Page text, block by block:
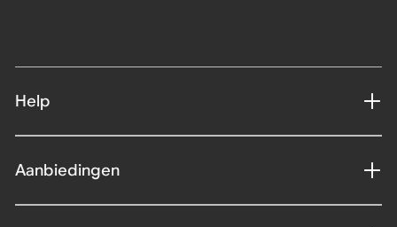
Help
Aanbiedingen